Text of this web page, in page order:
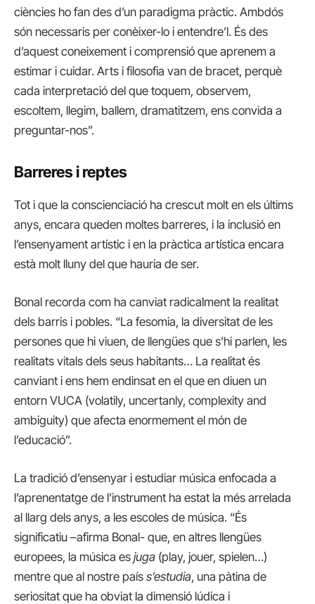
ciències ho fan des d’un paradigma pràctic. Ambdós
són necessaris per conèixer-lo i entendre’l. És des
d’aquest coneixement i comprensió que aprenem a
estimar i cuidar. Arts i filosofia van de bracet, perquè
cada interpretació del que toquem, observem,
escoltem, llegim, ballem, dramatitzem, ens convida a
preguntar-nos”.
Barreres i reptes
Tot i que la conscienciació ha crescut molt en els últims
anys, encara queden moltes barreres, i la inclusió en
l’ensenyament artístic i en la pràctica artística encara
està molt lluny del que hauria de ser.
Bonal recorda com ha canviat radicalment la realitat
dels barris i pobles. “La fesomia, la diversitat de les
persones que hi viuen, de llengües que s’hi parlen, les
realitats vitals dels seus habitants… La realitat és
canviant i ens hem endinsat en el que en diuen un
entorn VUCA (volatily, uncertanly, complexity and
ambiguity) que afecta enormement el món de
l’educació”.
La tradició d’ensenyar i estudiar música enfocada a
l’aprenentatge de l’instrument ha estat la més arrelada
al llarg dels anys, a les escoles de música. “És
significatiu –afirma Bonal- que, en altres llengües
europees, la música es juga (play, jouer, spielen…)
mentre que al nostre país s’estudia, una pàtina de
seriositat que ha obviat la dimensió lúdica i